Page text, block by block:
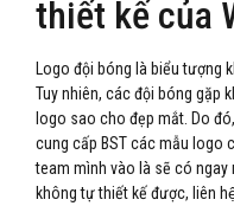
thiết kế của
Logo đội bóng là biểu tượng
Tuy nhiên, các đội bóng gặp
logo sao cho đẹp mắt. Do
cung cấp BST các mẫu logo
team mình vào là sẽ có
không tự thiết kế được, liên